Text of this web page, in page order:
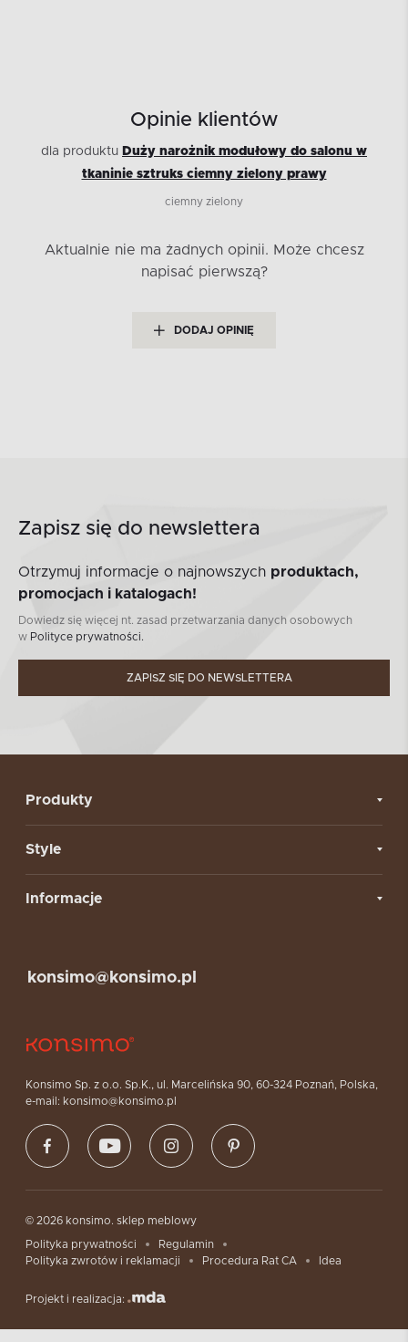
Opinie klientów
dla produktu Duży narożnik modułowy do salonu w
tkaninie sztruks ciemny zielony prawy
ciemny zielony
Aktualnie nie ma żadnych opinii. Może chcesz
napisać pierwszą?
DODAJ OPINIĘ
Zapisz się do newslettera
Otrzymuj informacje o najnowszych produktach,
promocjach i katalogach!
Dowiedz się więcej nt. zasad przetwarzania danych osobowych
w Polityce prywatności.
ZAPISZ SIĘ DO NEWSLETTERA
Produkty
Style
Informacje
Konsimo Sp. z o.o. Sp.K., ul. Marcelińska 90, 60-324 Poznań, Polska,
e-mail: konsimo@konsimo.pl
konsimo@konsimo.pl
© 2026 konsimo. sklep meblowy
Polityka prywatności
Regulamin
Polityka zwrotów i reklamacji
Procedura Rat CA Idea
Projekt i realizacja: